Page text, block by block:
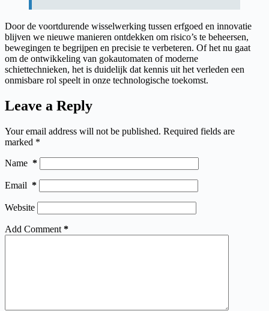
Door de voortdurende wisselwerking tussen erfgoed en innovatie
blijven we nieuwe manieren ontdekken om risico’s te beheersen,
bewegingen te begrijpen en precisie te verbeteren. Of het nu gaat
om de ontwikkeling van gokautomaten of moderne
schiettechnieken, het is duidelijk dat kennis uit het verleden een
onmisbare rol speelt in onze technologische toekomst.
Leave a Reply
Your email address will not be published. Required fields are
marked *
Name *
Email *
Website
Add Comment *